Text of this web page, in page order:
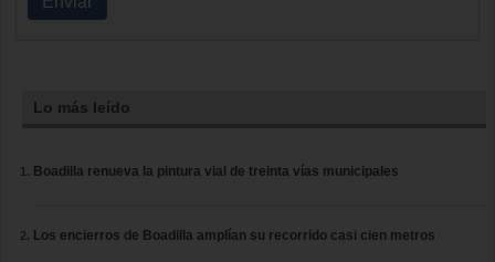
Lo más leído
Boadilla renueva la pintura vial de treinta vías municipales
Los encierros de Boadilla amplían su recorrido casi cien metros